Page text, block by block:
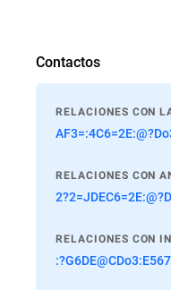
Contactos
RELACIONES CON
RELACIONES CON
RELACIONES CON